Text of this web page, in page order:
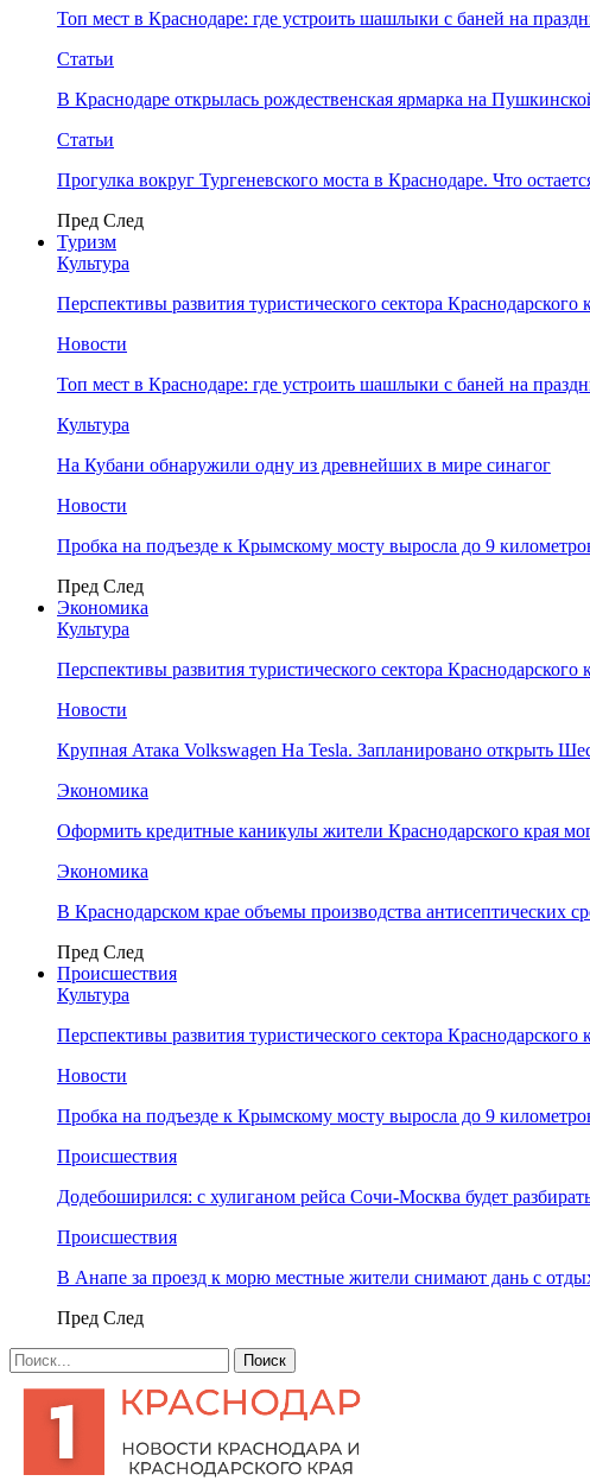
Топ мест в Краснодаре: где устроить шашлыки с баней на
Статьи
В Краснодаре открылась рождественская ярмарка на
Статьи
Прогулка вокруг Тургеневского моста в Краснодаре. Что
Пред След
Туризм
Культура
Перспективы развития туристического сектора Краснодарского
Новости
Топ мест в Краснодаре: где устроить шашлыки с баней на
Культура
На Кубани обнаружили одну из древнейших в мире синагог
Новости
Пробка на подъезде к Крымскому мосту выросла до 9
Пред След
Экономика
Культура
Перспективы развития туристического сектора Краснодарского
Новости
Крупная Атака Volkswagen На Tesla. Запланировано открыть
Экономика
Оформить кредитные каникулы жители Краснодарского края
Экономика
В Краснодарском крае объемы производства антисептических
Пред След
Происшествия
Культура
Перспективы развития туристического сектора Краснодарского
Новости
Пробка на подъезде к Крымскому мосту выросла до 9
Происшествия
Додебоширился: с хулиганом рейса Сочи-Москва будет
Происшествия
В Анапе за проезд к морю местные жители снимают дань с
Пред След